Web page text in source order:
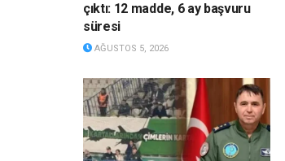
çıktı: 12 madde, 6 ay başvuru
süresi
AĞUSTOS 5, 2026